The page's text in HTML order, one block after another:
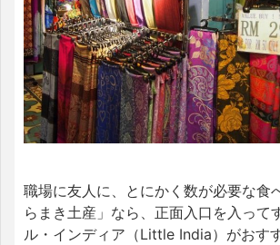
職場に友人に、とにかく数が必要な食
らまき土産」なら、正面入口を入って
ル・インディア（Little India）がおす